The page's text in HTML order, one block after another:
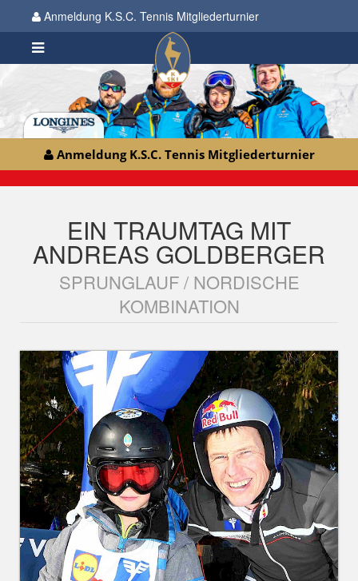
Anmeldung K.S.C. Tennis Mitgliederturnier
Anmeldung K.S.C. Tennis Mitgliederturnier
EIN TRAUMTAG MIT
ANDREAS GOLDBERGER
SPRUNGLAUF / NORDISCHE
KOMBINATION